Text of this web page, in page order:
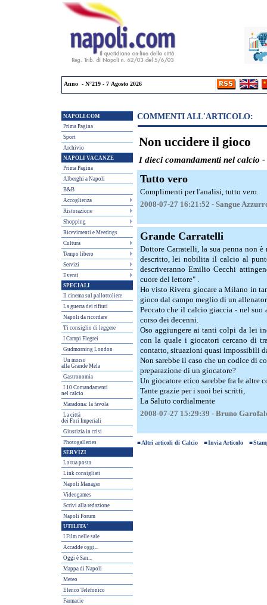
Anno - N°219 - 7 Agosto 2026
NAPOLI.COM
Prima Pagina
Sport
Archivio
NAPOLI VACANZE
Prima Pagina
Alberghi a Napoli
B&B
Accoglienza
Ristorazione
Shopping
Ricevimenti e Meetings
Cultura
Tempo libero
Servizi
Eventi
SPECIALI
Il cinema sul pallottoliere
La guerra dei rifiuti
Napoli da ricordare
Ti consiglio di leggere
I Campi Flegrei
Gudmorning London
Un morso
alla Grande Mela
Gastronomia
I 10 Comandamenti
nel calcio
Maradona: la favola
La città
dei Fori Imperiali
Giustizia in crisi
Photogalleries
SERVIZI
La tua posta
Link consigliati
Napoli Manager
Videogames
Scrivi alla redazione
Napoli Forum
UTILITA'
I Film nelle sale
Accadde oggi...
Oggi è San...
Mappa di Napoli
Meteo
Elenco Telefonico
Farmacie
COMMENTI ALL'ARTICOLO:
Non uccidere il gioco
I dieci comandamenti nel calcio -
Tutto vero
Complimenti per l'analisi, tutto vero.
2008-07-27 16:21:52 - Sangue
Grande Carratelli
Dottore Carratelli, la sua penna non
descritto, lei nobilita il calcio al
descriveranno Emilio Cecchi
cuore del lettore" .
Ho visto Rivera giocare a Milano in
gioco dal campo meglio di un
Peccato che il calcio giaccia - nel
corso dei decenni.
Oso aggiungere ai tanti colpi da lei
con la quale i giocatori cercano di
contatto, situazioni quasi impossibili
Non sarebbe il caso che un codice di
preparazione di un giocatore?
Un giocatore etico sarebbe fra le altre
Tante grazie per i suoi bei scritti,
La Saluto cordialmente
2008-07-27 15:29:39 - Bruno
■ Altri articoli di Calcio ■Invia Articolo ■